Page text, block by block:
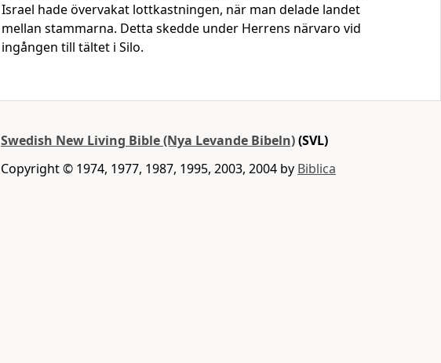
Israel hade övervakat lottkastningen, när man delade landet
mellan stammarna. Detta skedde under Herrens närvaro vid
ingången till tältet i Silo.
Swedish New Living Bible (Nya Levande Bibeln)(SVL)
Copyright © 1974, 1977, 1987, 1995, 2003, 2004 by Biblica